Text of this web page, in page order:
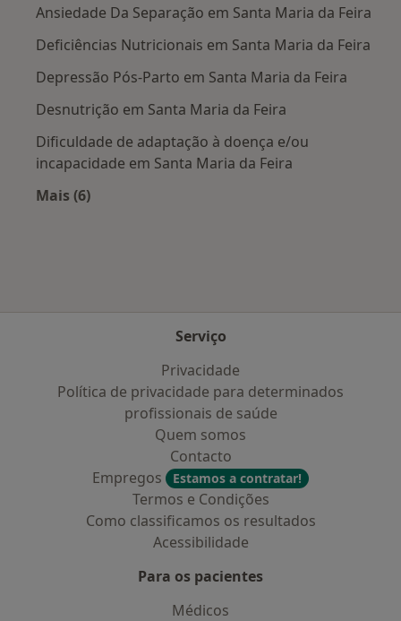
Ansiedade Da Separação em Santa Maria da Feira
Deficiências Nutricionais em Santa Maria da Feira
Depressão Pós-Parto em Santa Maria da Feira
Desnutrição em Santa Maria da Feira
Dificuldade de adaptação à doença e/ou
incapacidade em Santa Maria da Feira
Mais (6)
Serviço
Privacidade
Política de privacidade para determinados
profissionais de saúde
Quem somos
Contacto
Empregos
Estamos a contratar!
Termos e Condições
Como classificamos os resultados
Acessibilidade
Para os pacientes
Médicos